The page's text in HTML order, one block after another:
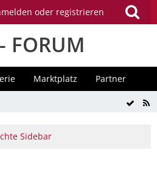
oder registrieren
- FORUM
Marktplatz Partner